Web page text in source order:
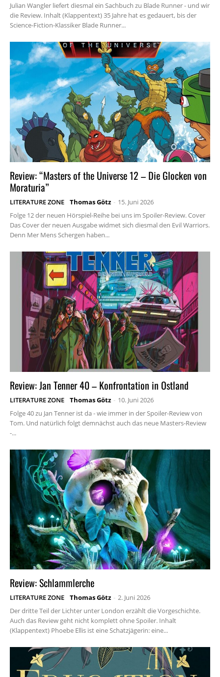
Julian Wangler liefert diesmal ein Sachbuch zu Blade Runner - und wir
die Review. Inhalt (Klappentext) 35 Jahre hat es gedauert, bis der
Science-Fiction-Klassiker Blade Runner...
Review: “Masters of the Universe 12 – Die Glocken von
Moraturia”
LITERATURE ZONE Thomas Götz - 15. Juni 2026
Folge 12 der neuen Hörspiel-Reihe bei uns im Spoiler-Review. Cover
Das Cover der neuen Ausgabe widmet sich diesmal den Evil Warriors.
Denn Mer Mens Schergen haben...
Review: Jan Tenner 40 – Konfrontation in Ostland
LITERATURE ZONE Thomas Götz - 10. Juni 2026
Folge 40 zu Jan Tenner ist da - wie immer in der Spoiler-Review von
Tom. Und natürlich folgt demnächst auch das neue Masters-Review
-...
Review: Schlammlerche
LITERATURE ZONE Thomas Götz - 2. Juni 2026
Der dritte Teil der Lichter unter London erzählt die Vorgeschichte.
Auch das Review geht nicht komplett ohne Spoiler. Inhalt
(Klappentext) Phoebe Ellis ist eine Schatzjägerin: eine...